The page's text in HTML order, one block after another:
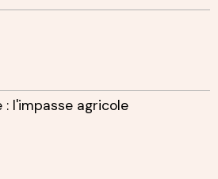
: l'impasse agricole